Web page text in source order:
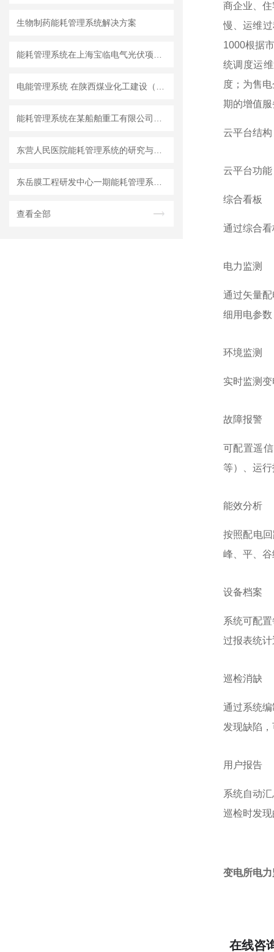
生物制药能耗管理系统解决方案
查看全部
商企业、
慢、运维
1000根据
统调度运
度；为售
期的增值
云平台结构
云平台功能
综合看板
通过综合
电力监测
通过矢量
细用电参
环境监测
实时监测
故障报警
可配置遥
等）、运
能效分析
按照配电
峰、平、
设备档案
系统可配
过报表统
巡检消缺
通过系统
发现缺陷
用户报告
系统自动
巡检时发
变电所电
在线咨